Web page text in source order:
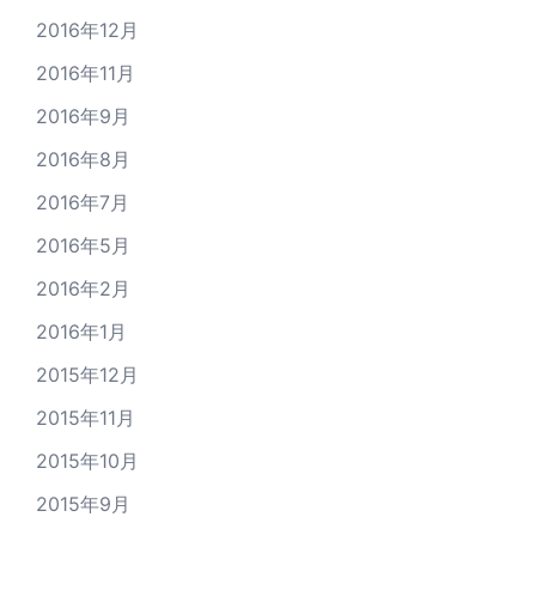
2016年12月
2016年11月
2016年9月
2016年8月
2016年7月
2016年5月
2016年2月
2016年1月
2015年12月
2015年11月
2015年10月
2015年9月